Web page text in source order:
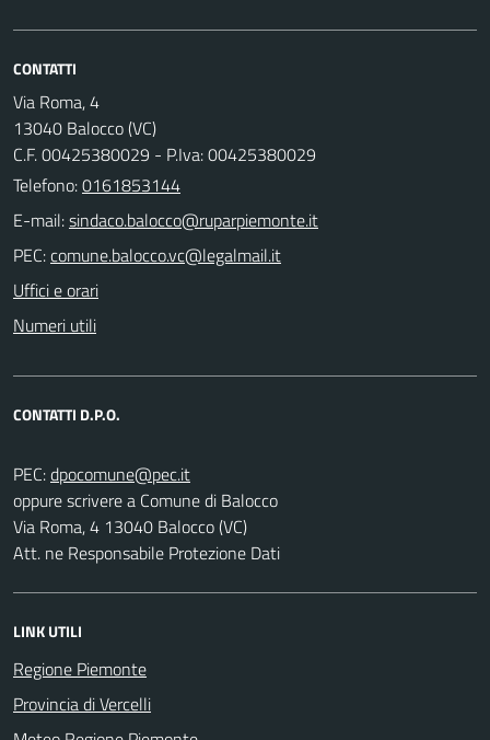
CONTATTI
Via Roma, 4
13040 Balocco (VC)
C.F. 00425380029 - P.Iva: 00425380029
Telefono:0161853144
E-mail:
PEC:
Uffici e orari
Numeri utili
CONTATTI D.P.O.
PEC:
oppure scrivere a Comune di Balocco
Via Roma, 4 13040 Balocco (VC)
Att. ne Responsabile Protezione Dati
LINK UTILI
Regione Piemonte
Provincia di Vercelli